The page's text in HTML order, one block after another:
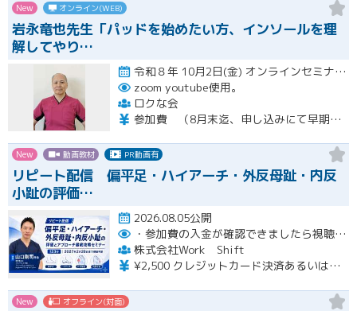
New オンライン(WEB)
岩永竜也先生「パッドを始めたい方、インソールを理
解してやり…
令和８年 10月2日(金) オンラインセミナー 20:00〜22:00 10月18日(日) 実技セミナー（…開催
zoom youtube使用。
ロクな会
参加費 （8月末迄、申し込みにて早期申し込み割引） オンライン➕実技セミナー（対面式） 15500円 （8月末迄申し込みにて14500円） オンライン➕実技セミナーアーカイブ視聴 11000円 （8月末迄申し込みにて10000円） ※オンラインセミナーは後日、アーカイブ視聴可能です。 ※実技セミナー（対面式）参加者も後日、実技セミナーアーカイブ視聴可能です。
New 動画教材 PR動画有
リピート配信 偏平足・ハイアーチ・外反母趾・内反
小趾の評価…
2026.08.05公開
・参加費の入金が確認できましたら視聴用URLとパスワードおよび資料をお申込みいただきましたメールアドレスに送付します。
株式会社Work Shift
¥2,500 クレジットカード決済あるいは銀行振込となります。
New オフライン(対面)